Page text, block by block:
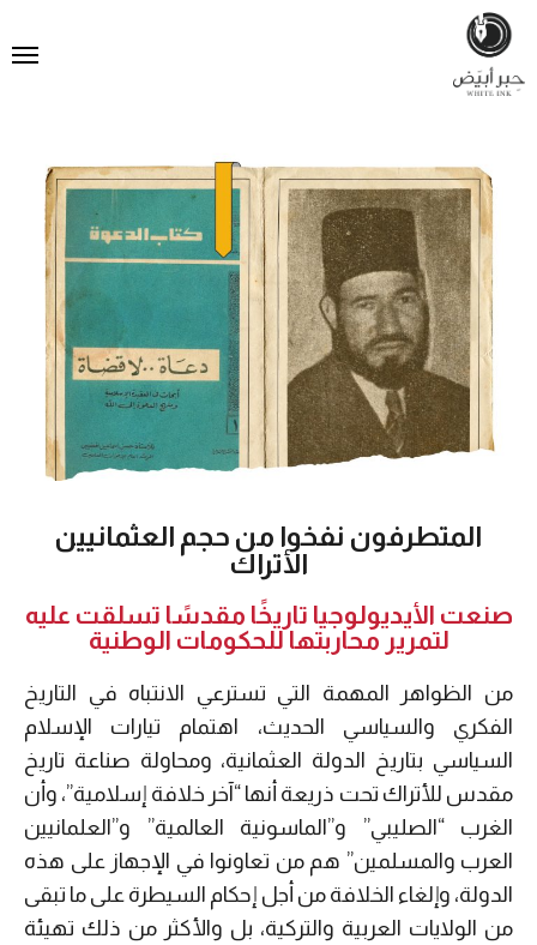
المتطرفون نفخوا من حجم العثمانيين
الأتراك
صنعت الأيديولوجيا تاريخًا مقدسًا تسلقت عليه
لتمرير محاربتها للحكومات الوطنية
من الظواهر المهمة التي تسترعي الانتباه في التاريخ
الفكري والسياسي الحديث، اهتمام تيارات الإسلام
السياسي بتاريخ الدولة العثمانية، ومحاولة صناعة تاريخ
مقدس للأتراك تحت ذريعة أنها “آخر خلافة إسلامية”، وأن
الغرب “الصليبي” و”الماسونية العالمية” و”العلمانيين
العرب والمسلمين” هم من تعاونوا في الإجهاز على هذه
الدولة، وإلغاء الخلافة من أجل إحكام السيطرة على ما تبقى
من الولايات العربية والتركية، بل والأكثر من ذلك تهيئة